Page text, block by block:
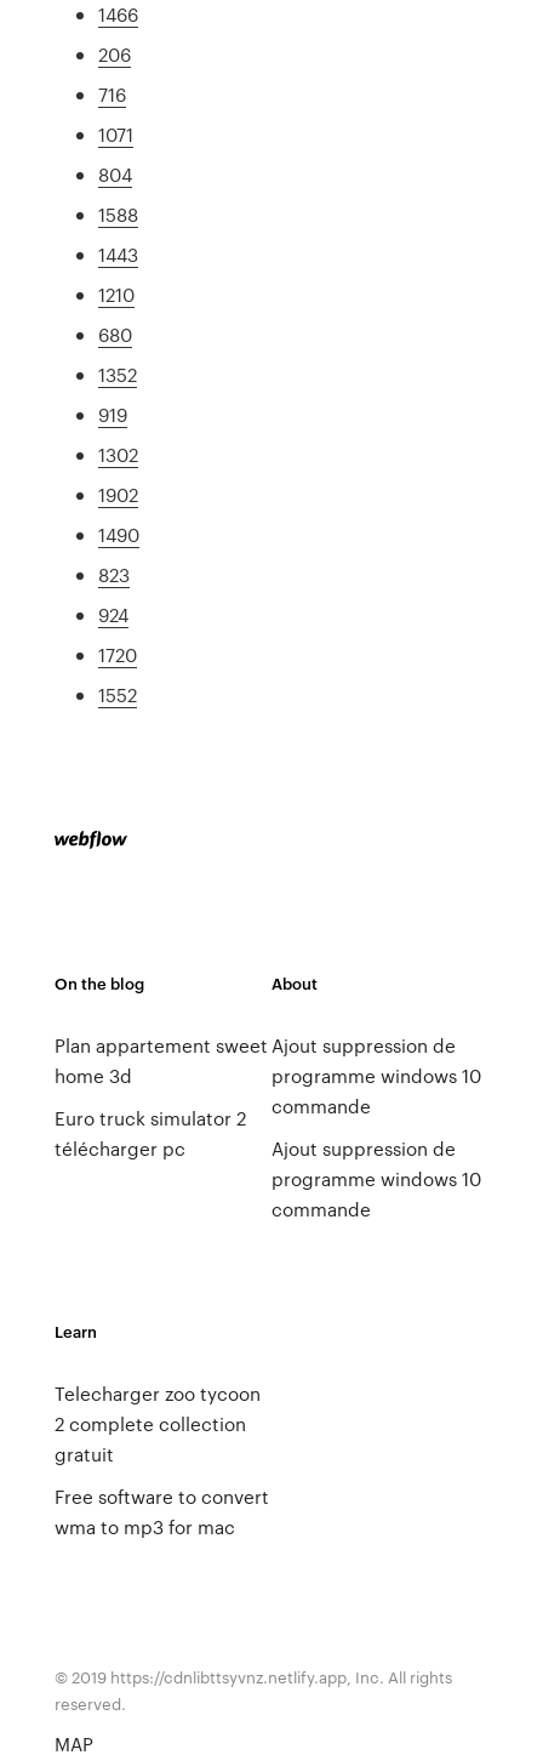
1466
206
716
1071
804
1588
1443
1210
680
1352
919
1302
1902
1490
823
924
1720
1552
On the blog
Plan appartement sweet
home 3d
Euro truck simulator 2
télécharger pc
About
Ajout suppression de
programme windows 10
commande
Ajout suppression de
programme windows 10
commande
Learn
Telecharger zoo tycoon
2 complete collection
gratuit
Free software to convert
wma to mp3 for mac
© 2019 https://cdnlibttsyvnz.netlify.app, Inc. All rights
reserved.
MAP